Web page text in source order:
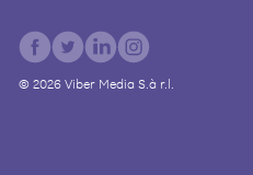
© 2026Viber Media S.à r.l.